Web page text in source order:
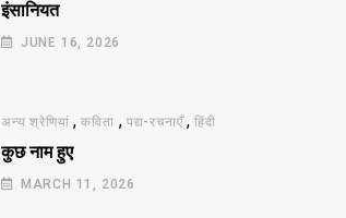
इंसानियत
JUNE 16, 2026
अन्य श्रेणियां ,कविता , पद्य-रचनाएँ,हिंदी
कुछ नाम हुए
MARCH 11, 2026